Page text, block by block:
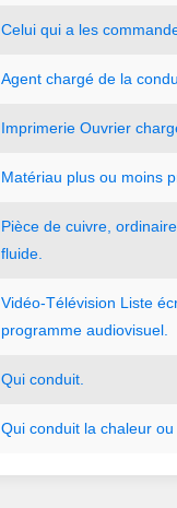
Celui qui a les
Agent chargé de la
Imprimerie Ouvrier
Matériau plus ou moins
Pièce de cuivre
fluide.
Vidéo-Télévision Liste
programme audiovisuel.
Qui conduit.
Qui conduit la chaleur ou